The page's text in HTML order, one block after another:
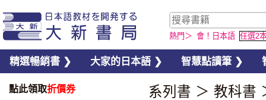
熱門＞ 會！日本語 任選2
精選暢銷書 ❯ 大家的日本語 ❯ 智慧點讀筆 ❯
點此領取折價券 系列書 ＞ 教科書